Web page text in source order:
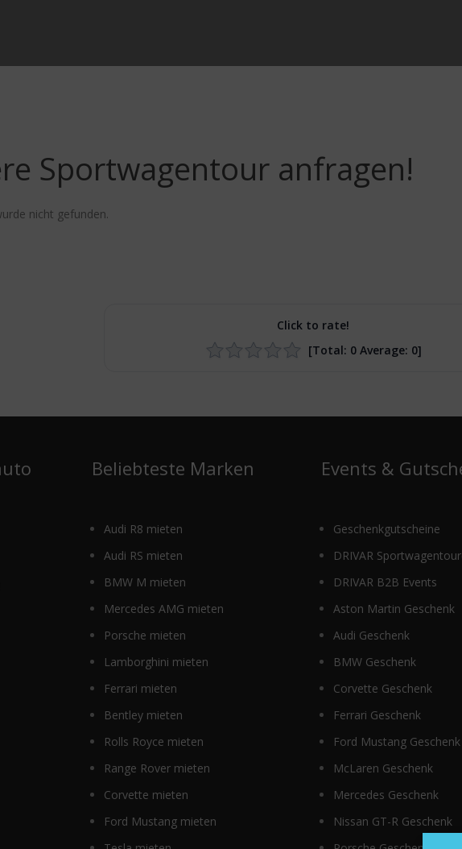
Sportwagentour anfragen!
nicht gefunden.
Click to rate!
[Total: 0Average: 0]
Beliebteste Marken
Audi R8 mieten
Audi RS mieten
BMW M mieten
Mercedes AMG mieten
Porsche mieten
Lamborghini mieten
Ferrari mieten
Bentley mieten
Rolls Royce mieten
Range Rover mieten
Corvette mieten
Ford Mustang mieten
Events &
Geschenkgutscheine
DRIVAR
DRIVAR B2B Events
Aston Martin Geschenk
Audi Geschenk
BMW Geschenk
Corvette Geschenk
Ferrari Geschenk
Ford Mustang Geschenk
McLaren Geschenk
Mercedes Geschenk
Nissan GT-R Geschenk